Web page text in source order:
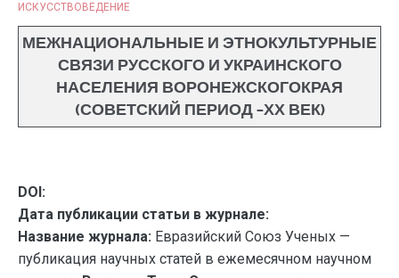
ИСКУССТВОВЕДЕНИЕ
МЕЖНАЦИОНАЛЬНЫЕ И ЭТНОКУЛЬТУРНЫЕ
СВЯЗИ РУССКОГО И УКРАИНСКОГО
НАСЕЛЕНИЯ ВОРОНЕЖСКОГОКРАЯ
(СОВЕТСКИЙ ПЕРИОД –ХХ ВЕК)
DOI:
Дата публикации статьи в журнале:
Название журнала: Евразийский Союз Ученых —
публикация научных статей в ежемесячном научном